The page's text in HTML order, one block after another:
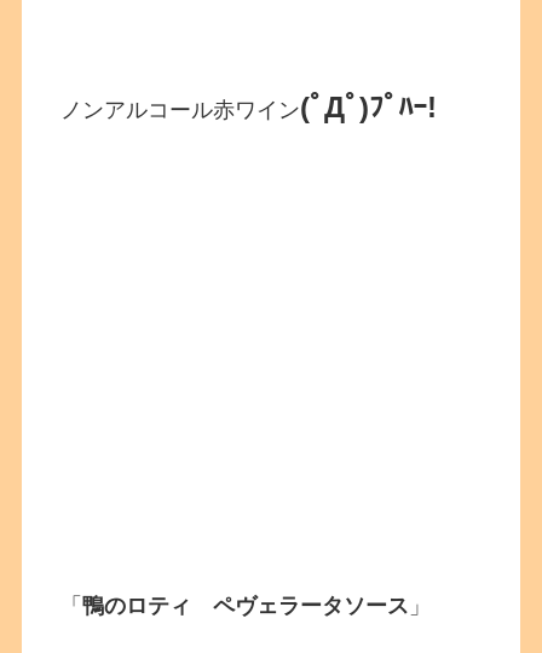
ノンアルコール赤ワイン(ﾟДﾟ)ﾌﾟﾊｰ!
「鴨のロティ ペヴェラータソース 」